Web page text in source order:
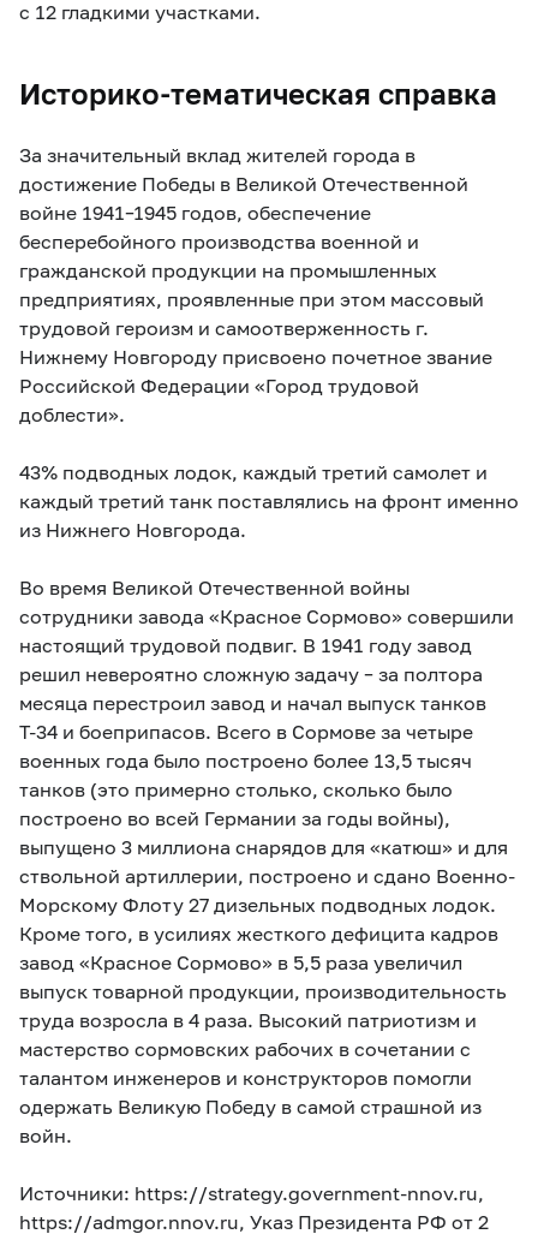
с 12 гладкими участками.
Историко-тематическая справка
За значительный вклад жителей города в
достижение Победы в Великой Отечественной
войне 1941–1945 годов, обеспечение
бесперебойного производства военной и
гражданской продукции на промышленных
предприятиях, проявленные при этом массовый
трудовой героизм и самоотверженность г.
Нижнему Новгороду присвоено почетное звание
Российской Федерации «Город трудовой
доблести».
43% подводных лодок, каждый третий самолет и
каждый третий танк поставлялись на фронт именно
из Нижнего Новгорода.
Во время Великой Отечественной войны
сотрудники завода «Красное Сормово» совершили
настоящий трудовой подвиг. В 1941 году завод
решил невероятно сложную задачу – за полтора
месяца перестроил завод и начал выпуск танков
Т-34 и боеприпасов. Всего в Сормове за четыре
военных года было построено более 13,5 тысяч
танков (это примерно столько, сколько было
построено во всей Германии за годы войны),
выпущено 3 миллиона снарядов для «катюш» и для
ствольной артиллерии, построено и сдано Военно-
Морскому Флоту 27 дизельных подводных лодок.
Кроме того, в усилиях жесткого дефицита кадров
завод «Красное Сормово» в 5,5 раза увеличил
выпуск товарной продукции, производительность
труда возросла в 4 раза. Высокий патриотизм и
мастерство сормовских рабочих в сочетании с
талантом инженеров и конструкторов помогли
одержать Великую Победу в самой страшной из
войн.
Источники: https://strategy.government-nnov.ru,
https://admgor.nnov.ru, Указ Президента РФ от 2